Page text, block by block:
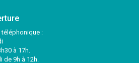
:
à 17h.
de 9h à 12h.